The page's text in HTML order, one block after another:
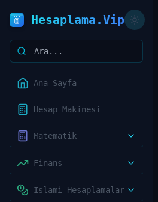
Hesaplama.Vip
Ana Sayfa
Hesap Makinesi
Matematik
Finans
İslami Hesaplamalar